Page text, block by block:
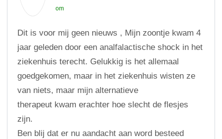
om
Dit is voor mij geen nieuws , Mijn zoontje kwam 4
jaar geleden door een analfalactische shock in het
ziekenhuis terecht. Gelukkig is het allemaal
goedgekomen, maar in het ziekenhuis wisten ze
van niets, maar mijn alternatieve
therapeut kwam erachter hoe slecht de flesjes
zijn.
Ben blij dat er nu aandacht aan word besteed